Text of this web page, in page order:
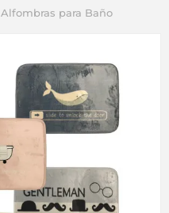
Alfombras para Baño